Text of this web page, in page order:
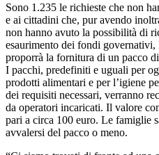
Sono 1.235 le richieste che non
e ai cittadini che, pur avendo
non hanno avuto la possibilità di
esaurimento dei fondi
proporrà la fornitura di un pacco
I pacchi, predefiniti e uguali per
prodotti alimentari e per l’igiene
dei requisiti necessari, verranno
da operatori incaricati. Il valore
pari a circa 100 euro. Le famiglie
avvalersi del pacco o meno.